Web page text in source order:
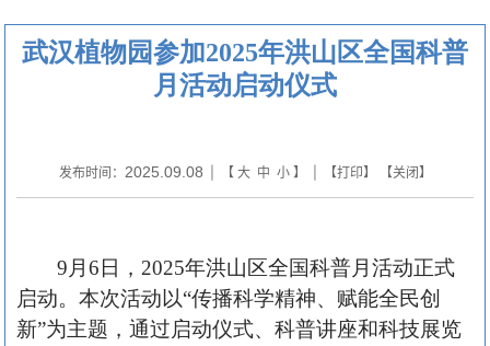
武汉植物园参加2025年洪山区全国科普
月活动启动仪式
发布时间： 2025.09.08 | 【 大 中 小】 | 【打印】 【关闭】
9月6日，2025年洪山区全国科普月活动正式
启动。本次活动以“传播科学精神、赋能全民创
新”为主题，通过启动仪式、科普讲座和科技展览